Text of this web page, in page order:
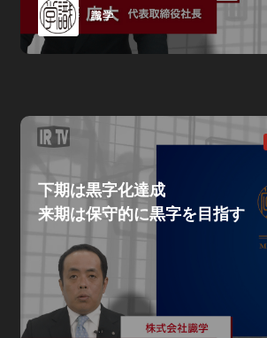
識学
下期は黒字化達成
来期は保守的に黒字を目指す